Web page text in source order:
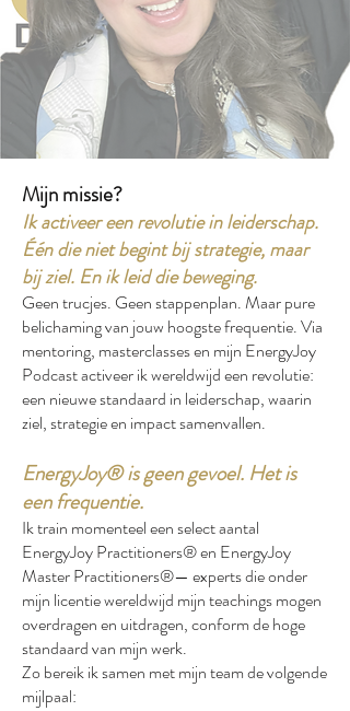
Mijn missie?
Ik activeer een revolutie in leiderschap.
Één die niet begint bij strategie, maar
bij ziel. En ik leid die beweging.
Geen trucjes. Geen stappenplan. Maar pure
belichaming van jouw hoogste frequentie. Via
mentoring, masterclasses en mijn EnergyJoy
Podcast activeer ik wereldwijd een revolutie:
een nieuwe standaard in leiderschap, waarin
ziel, strategie en impact samenvallen.
EnergyJoy® is geen gevoel. Het is
een frequentie.
Ik train momenteel een select aantal
EnergyJoy Practitioners® en EnergyJoy
Master Practitioners®— experts die onder
mijn licentie wereldwijd mijn teachings mogen
overdragen en uitdragen, conform de hoge
standaard van mijn werk.
Zo bereik ik samen met mijn team de volgende
mijlpaal: